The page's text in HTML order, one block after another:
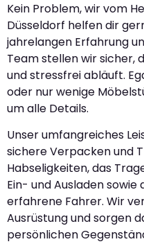
Kein Problem, wir vom
Düsseldorf helfen dir
jahrelangen Erfahrung
Team stellen wir sicher,
und stressfrei abläuft.
oder nur wenige
um alle Details.
Unser umfangreiches
sichere Verpacken und
Habseligkeiten, das
Ein- und Ausladen
erfahrene Fahrer. Wir
Ausrüstung und sorgen
persönlichen